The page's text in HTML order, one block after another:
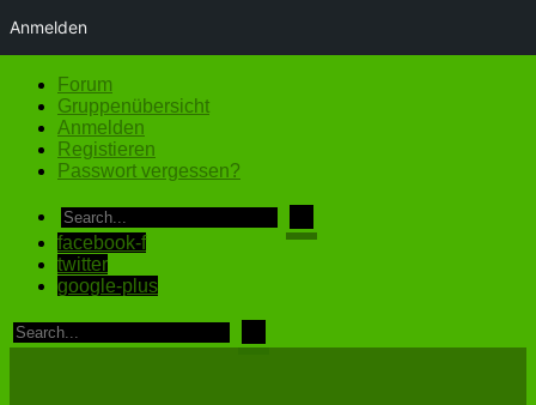
Forum
Gruppenübersicht
Anmelden
Registieren
Passwort vergessen?
facebook-f
twitter
google-plus
Anmelden